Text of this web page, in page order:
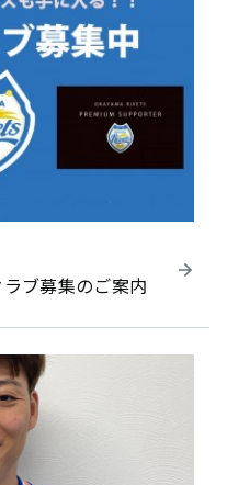
ブ募集のご案内